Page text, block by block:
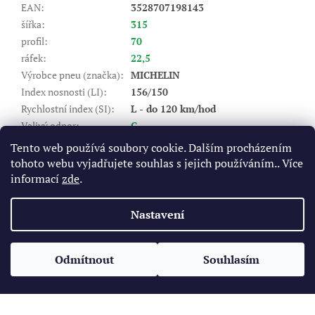
Tento web používá soubory cookie. Dalším procházením
tohoto webu vyjadřujete souhlas s jejich používáním.. Více
informacízde.
Nastavení
Odmítnout Souhlasím
EAN:
3528707198143
šířka:
315
profil:
70
ráfek:
22,5
Výrobce pneu (značka): MICHELIN
Index nosnosti (LI):
156/150
Rychlostní index (SI):
L - do 120 km/hod
Valivý odpor:
C
Záběr na mokru:
Hlučnost DB :
72
Typ:
t
Vytvořil Shoptet